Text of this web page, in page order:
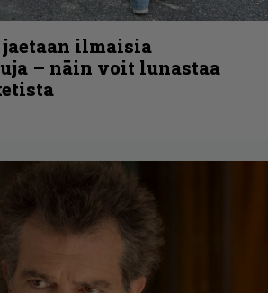
ilmaisia
– näin voit lunastaa